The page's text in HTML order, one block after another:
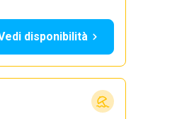
disponibilità